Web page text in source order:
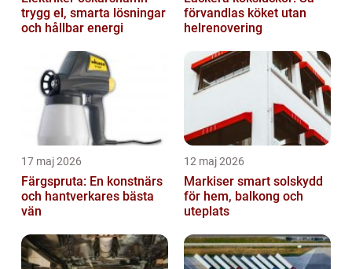
trygg el, smarta lösningar
och hållbar energi
förvandlas köket utan
helrenovering
17 maj 2026
Färgspruta: En konstnärs
och hantverkares bästa
vän
12 maj 2026
Markiser smart solskydd
för hem, balkong och
uteplats